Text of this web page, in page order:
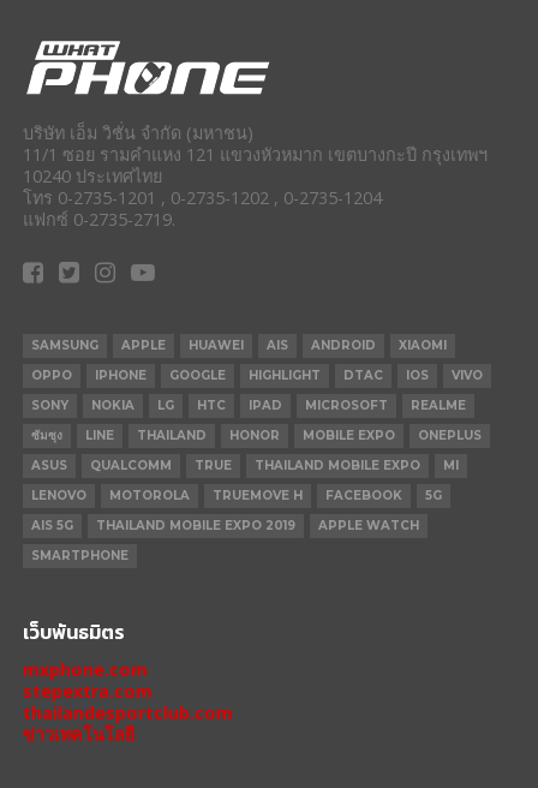
บริษัท เอ็ม วิชั่น จำกัด (มหาชน)
11/1 ซอย รามคำแหง 121 แขวงหัวหมาก เขตบางกะปี กรุงเทพฯ
10240 ประเทศไทย
โทร 0-2735-1201 , 0-2735-1202 , 0-2735-1204
แฟกซ์ 0-2735-2719.
SAMSUNG APPLE HUAWEI AIS ANDROID
XIAOMI
OPPO
IPHONE GOOGLE HIGHLIGHT DTAC IOS
VIVO
SONY
NOKIA LG HTC IPAD MICROSOFT
REALME
ซัมซุง
LINE THAILAND HONOR MOBILE EXPO
ONEPLUS
ASUS
QUALCOMM TRUE THAILAND MOBILE EXPO
MI
LENOVO
MOTOROLA TRUEMOVE H FACEBOOK
5G
AIS 5G
THAILAND MOBILE EXPO 2019
APPLE WATCH
SMARTPHONE
เว็บพันธมิตร
mxphone.com
stepextra.com
thailandesportclub.com
ข่าวเทคโนโลยี